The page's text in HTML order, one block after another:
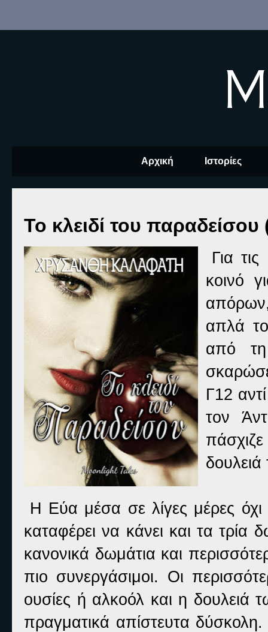
Αρχική Ιστορίες
Το κλειδί του
Για
κοινό
απλά
από τη
Γ12
τον
δουλειά
Η Εύα μέσα σε λίγες μέρες όχι
καταφέρει να κάνει και τα τρία
κανονικά δωμάτια και
πιο συνεργάσιμοι. Οι
ουσίες ή αλκοόλ και η
πραγματικά απίστευτα